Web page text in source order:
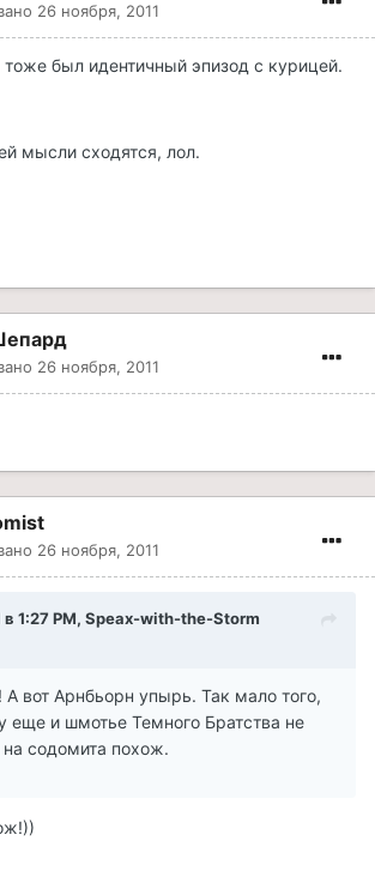
26 ноября, 2011
был идентичный эпизод с курицей.
мысли сходятся, лол.
26 ноября, 2011
26 ноября, 2011
в 1:27 PM, Speax-with-the-Storm
вот Арнбьорн упырь. Так мало того,
еще и шмотье Темного Братства не
содомита похож.